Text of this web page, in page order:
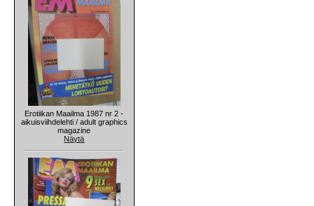
Erotiikan Maailma 1987 nr 2 -
aikuisviihdelehti / adult graphics
magazine
Näytä